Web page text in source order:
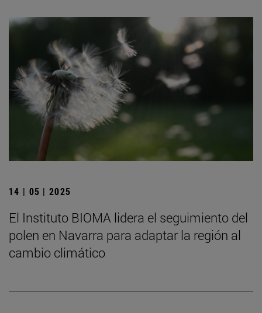
14 | 05 | 2025
El Instituto BIOMA lidera el seguimiento del
polen en Navarra para adaptar la región al
cambio climático